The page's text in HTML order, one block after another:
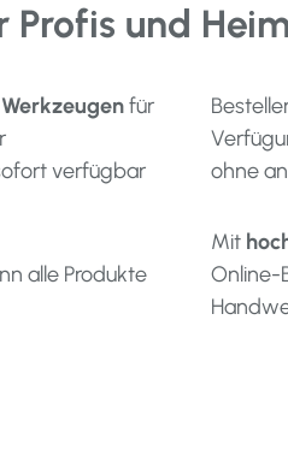
Profis und
Werkzeugenfür
verfügbar
alle Produkte
ohne
Mit
Online-